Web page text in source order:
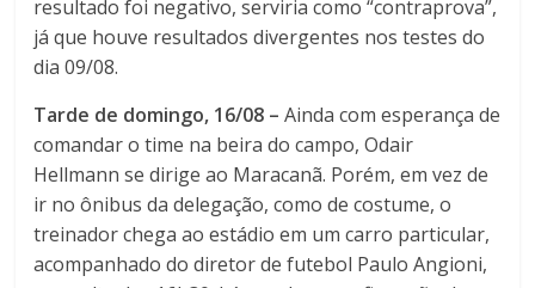
resultado foi negativo, serviria como “contraprova”,
já que houve resultados divergentes nos testes do
dia 09/08.
Tarde de domingo, 16/08 –Ainda com esperança de
comandar o time na beira do campo, Odair
Hellmann se dirige ao Maracanã. Porém, em vez de
ir no ônibus da delegação, como de costume, o
treinador chega ao estádio em um carro particular,
acompanhado do diretor de futebol Paulo Angioni,